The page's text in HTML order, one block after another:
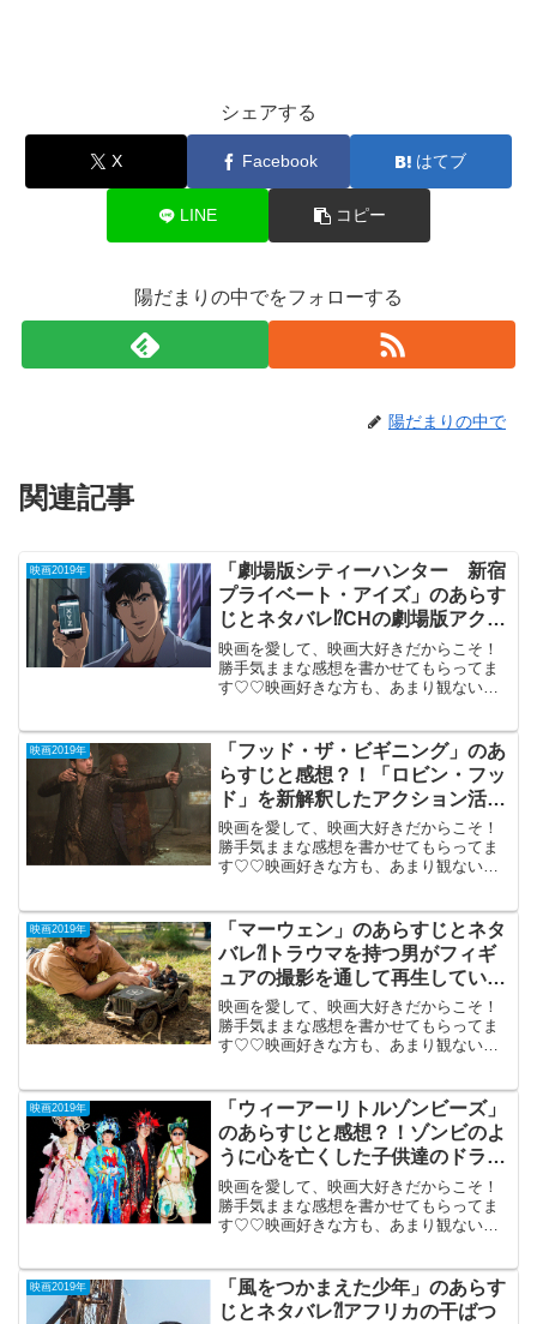
シェアする
X Facebook はてブ
LINE コピー
陽だまりの中でをフォローする
陽だまりの中で
関連記事
映画2019年
「劇場版シティーハンター 新宿
プライベート・アイズ」のあらす
じとネタバレ⁉︎CHの劇場版アクシ
ョン・アニメ。
映画を愛して、映画大好きだからこそ！
勝手気ままな感想を書かせてもらってま
す♡♡映画好きな方も、あまり観ない方
ズ」 2019年2月8日公開（95分）北条司の
原作ファン...
映画2019年
「フッド・ザ・ビギニング」のあ
らすじと感想？！「ロビン・フッ
ド」を新解釈したアクション活
劇。
映画を愛して、映画大好きだからこそ！
勝手気ままな感想を書かせてもらってま
す♡♡映画好きな方も、あまり観ない方
分）「ロビン・フッド」を新解釈したア
クショ...
映画2019年
「マーウェン」のあらすじとネタ
バレ⁈トラウマを持つ男がフィギ
ュアの撮影を通して再生してい
く。
映画を愛して、映画大好きだからこそ！
勝手気ままな感想を書かせてもらってま
す♡♡映画好きな方も、あまり観ない方
持つ男がフィギュアの撮影を通して再生
してい...
映画2019年
「ウィーアーリトルゾンビーズ」
のあらすじと感想？！ゾンビのよ
うに心を亡くした子供達のドラ
マ。
映画を愛して、映画大好きだからこそ！
勝手気ままな感想を書かせてもらってま
す♡♡映画好きな方も、あまり観ない方
公開（120分）親の死に涙も出ない自分
た...
映画2019年
「風をつかまえた少年」のあらす
じとネタバレ⁈アフリカの干ばつ